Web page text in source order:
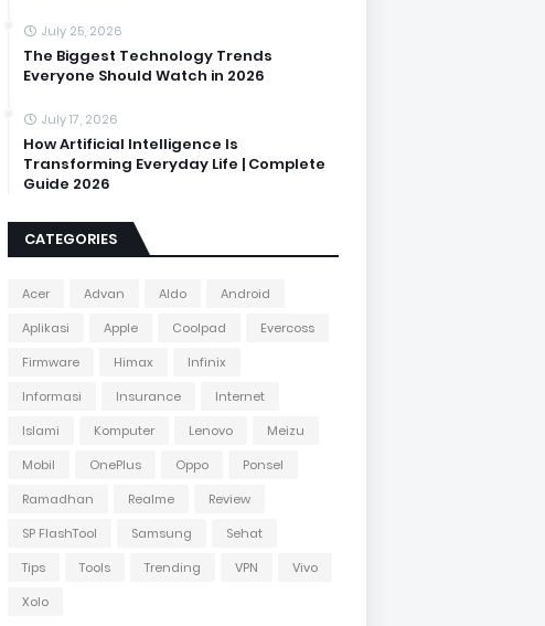
July 25, 2026
The Biggest Technology Trends
Everyone Should Watch in 2026
July 17, 2026
How Artificial Intelligence Is
Transforming Everyday Life | Complete
Guide 2026
CATEGORIES
Acer Advan Aldo
Android
Aplikasi
Apple Coolpad
Evercoss
Firmware
Himax
Infinix
Informasi
Insurance
Internet
Islami
Komputer Lenovo
Meizu
Mobil
OnePlus Oppo
Ponsel
Ramadhan
Realme
Review
SP FlashTool
Samsung
Sehat
Tips
Tools Trending VPN
Vivo
Xolo